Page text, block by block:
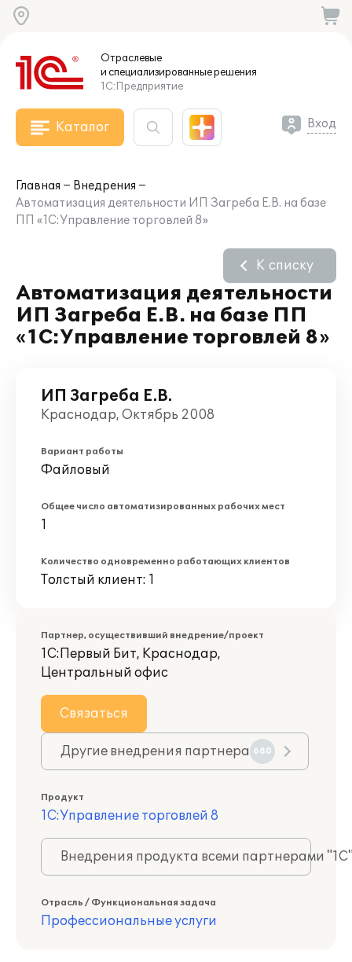
Отраслевые
и специализированныерешения
1С:Предприятие
Каталог Вход
Главная
Внедрения
Автоматизация деятельности ИП Загреба Е.В. на базе
ПП «1С:Управление торговлей 8»
Автоматизация деятельности
ИП Загреба Е.В. на базе ПП
«1С:Управление торговлей 8»
К списку
ИП Загреба Е.В.
Краснодар, Октябрь 2008
Вариант работы
Файловый
Общее число автоматизированных рабочих мест
1
Количество одновременно работающих клиентов
Толстый клиент: 1
Партнер, осуществивший внедрение/проект
1С:Первый Бит, Краснодар,
Центральный офис
Связаться
Другие внедрения партнера 680
Продукт
1С:Управление торговлей 8
Внедрения продукта всеми партнерами
Отрасль / Функциональная задача
Профессиональные услуги